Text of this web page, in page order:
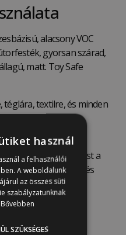
alacsony VOC
gyorsan szárad,
matt. Toy Safe
textilre, és minden
vagy alapozást a
élmény egyszerű és
és hatás
használ
a felhasználói
A weboldalunk
az összes süti
szabályzatunknak
Bővebben
SZÜKSÉGES